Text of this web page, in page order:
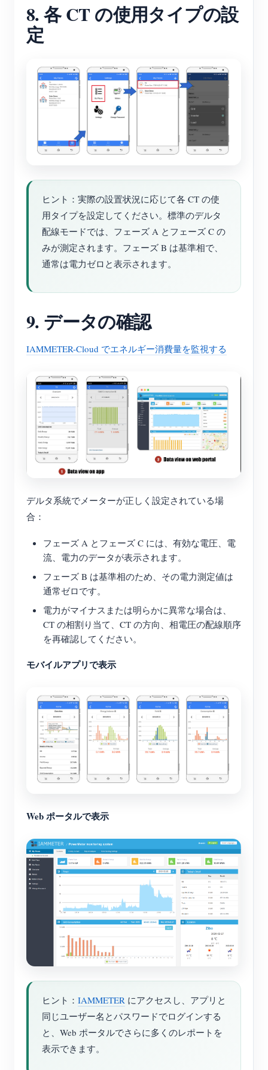
8. 各 CT の使用タイプの設
定
ヒント：実際の設置状況に応じて各 CT の使
用タイプを設定してください。標準のデルタ
配線モードでは、フェーズ A とフェーズ C の
みが測定されます。フェーズ B は基準相で、
通常は電力ゼロと表示されます。
9. データの確認
IAMMETER-Cloud でエネルギー消費量を監視する
デルタ系統でメーターが正しく設定されている場
合：
フェーズ A とフェーズ C には、有効な電圧、電
流、電力のデータが表示されます。
フェーズ B は基準相のため、その電力測定値は
通常ゼロです。
電力がマイナスまたは明らかに異常な場合は、
CT の相割り当て、CT の方向、相電圧の配線順序
を再確認してください。
モバイルアプリで表示
Web ポータルで表示
ヒント： IAMMETER にアクセスし、アプリと
同じユーザー名とパスワードでログインする
と、Web ポータルでさらに多くのレポートを
表示できます。